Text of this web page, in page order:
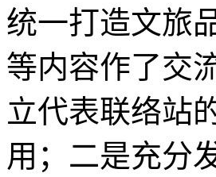
统一打造文旅
等内容作了交
立代表联络站
用；二是充分